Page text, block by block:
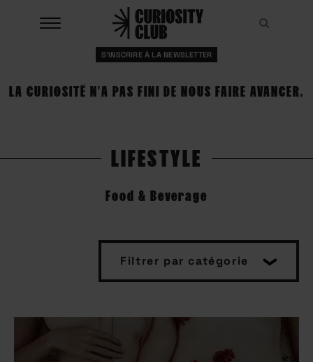
S'INSCRIRE À LA NEWSLETTER
LA CURIOSITÉ N'A PAS FINI DE NOUS FAIRE AVANCER.
LIFESTYLE
Food & Beverage
Filtrer par catégorie